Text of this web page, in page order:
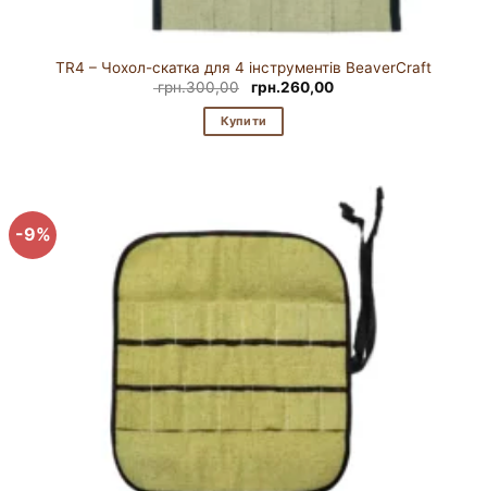
TR4 – Чохол-скатка для 4 інструментів BeaverCraft
грн.300,00
Оригінальна
ціна:
грн.300,00.
грн.260,00Поточна
Купити
-9%